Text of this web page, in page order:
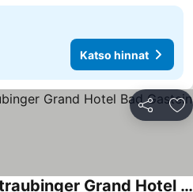
Katso hinnat
Jaa
A-ROSA Collection Straubinger Grand Hotel Bad Gastein